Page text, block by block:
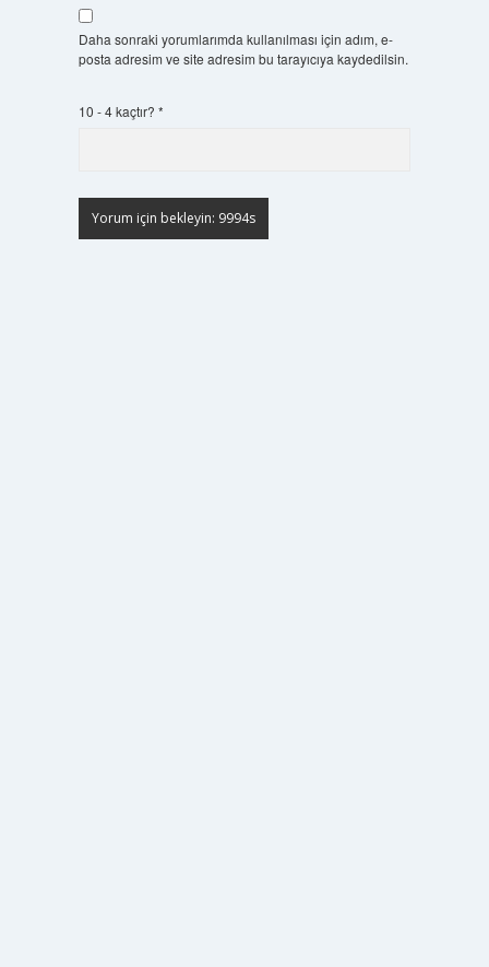
Daha sonraki yorumlarımda kullanılması için adım, e-
posta adresim ve site adresim bu tarayıcıya kaydedilsin.
10 - 4 kaçtır? *